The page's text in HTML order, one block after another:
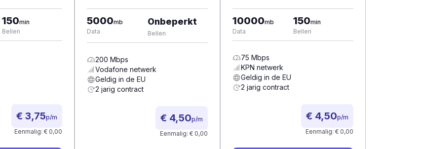
150min
Bellen
€ 3,75p/m
Eenmalig: € 0,00
5000mb
Data
Onbeperkt
Bellen
200 Mbps
Vodafone netwerk
Geldig in de EU
2 jarig contract
€ 4,50p/m
Eenmalig: € 0,00
10000mb
Data
150min
Bellen
75 Mbps
KPN netwerk
Geldig in de EU
2 jarig contract
€ 4,50p/m
Eenmalig: € 0,00